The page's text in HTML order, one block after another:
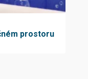
prostoru